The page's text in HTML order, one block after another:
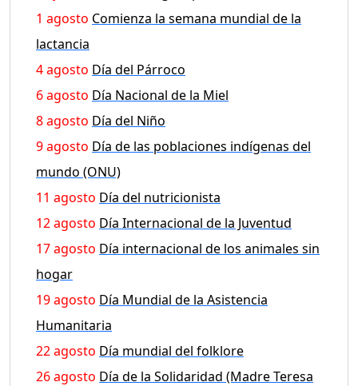
1 agosto Comienza la semana mundial de la
lactancia
4 agosto Día del Párroco
6 agosto Día Nacional de la Miel
8 agosto Día del Niño
9 agosto Día de las poblaciones indígenas del
mundo (ONU)
11 agosto Día del nutricionista
12 agosto Día Internacional de la Juventud
17 agosto Día internacional de los animales sin
hogar
19 agosto Día Mundial de la Asistencia
Humanitaria
22 agosto Día mundial del folklore
26 agosto Día de la Solidaridad (Madre Teresa